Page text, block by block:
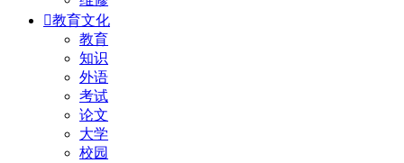
教育文化
教育
知识
外语
考试
论文
大学
校园